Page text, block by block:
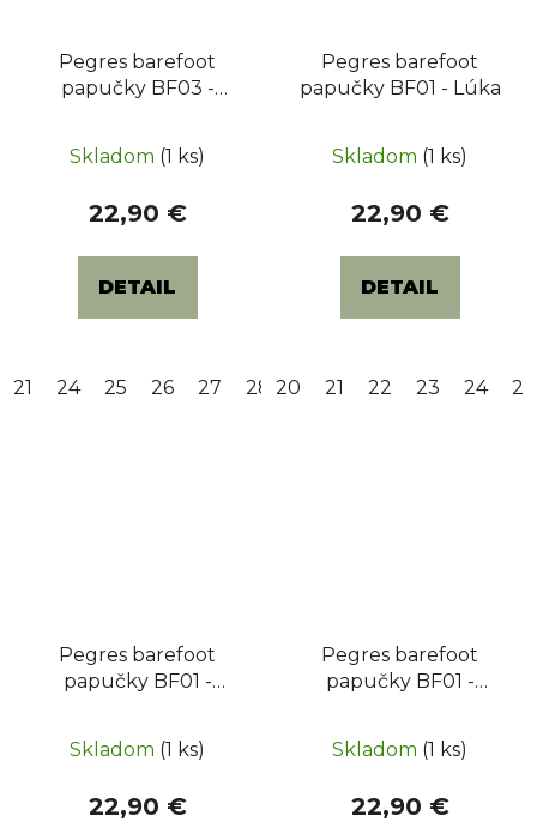
Pegres barefoot
papučky BF03 -
Skladom (1 ks)
22,90 €
DETAIL
21 24 25 26 27 28 29
Pegres barefoot
papučky BF01 - Lúka
Skladom (1 ks)
22,90 €
DETAIL
20 21 22 23 24 25
Pegres barefoot
papučky BF01 -
hodnotenie
produktu
Skladom (1 ks)
22,90 €
Pegres barefoot
papučky BF01 -
Skladom (1 ks)
22,90 €